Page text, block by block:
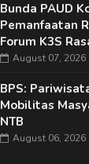
Bunda PAUD
Pemanfaatan
Forum K3S
August 07, 2026
BPS:
Mobilitas
NTB
August 06, 2026